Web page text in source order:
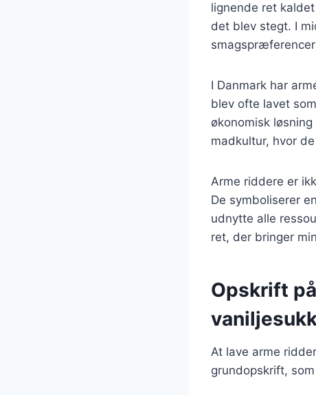
lignende ret
det blev stegt. I
I Danmark har
blev ofte lavet
økonomisk
madkultur, hvor
Arme riddere er
De symboliserer
udnytte alle
ret, der bringer
Opskrift
At lave arme
grundopskrift,